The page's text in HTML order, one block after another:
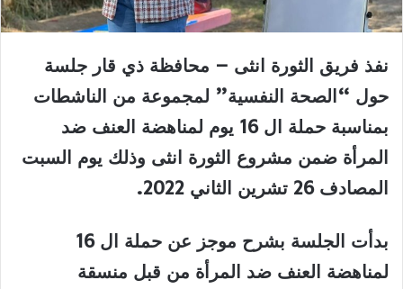
نفذ فريق الثورة انثى – محافظة ذي قار جلسة
حول “الصحة النفسية” لمجموعة من الناشطات
بمناسبة حملة ال 16 يوم لمناهضة العنف ضد
المرأة ضمن مشروع الثورة انثى وذلك يوم السبت
المصادف 26 تشرين الثاني 2022.
بدأت الجلسة بشرح موجز عن حملة ال 16
لمناهضة العنف ضد المرأة من قبل منسقة